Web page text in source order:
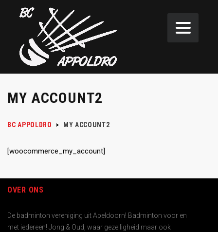
MY ACCOUNT2
BC APPOLDRO > MY ACCOUNT2
[woocommerce_my_account]
OVER ONS
De badminton vereniging uit Apeldoorn! Badminton voor en
met iedereen! Jong & Oud, waar gezelligheid maar ook